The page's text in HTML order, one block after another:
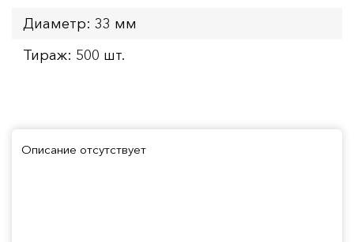
Диаметр: 33 мм
Тираж: 500 шт.
Описание отсутствует